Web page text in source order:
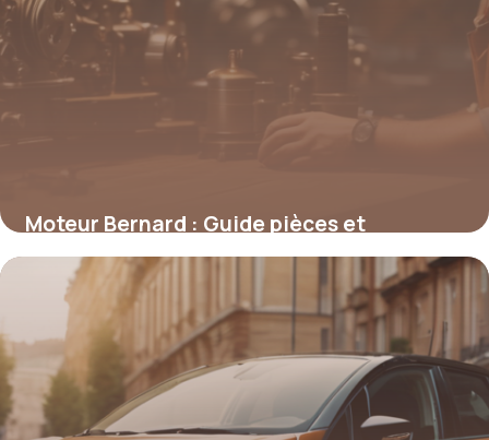
Moteur Bernard : Guide pièces et
réparation
1 mars 2026